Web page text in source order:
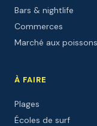
Bars & nightlife
Commerces
Marché aux poissons
À FAIRE
Plages
Écoles de surf